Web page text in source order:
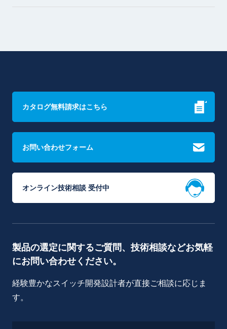
カタログ無料請求はこちら
お問い合わせフォーム
オンライン技術相談 受付中
製品の選定に関するご質問、技術相談などお気軽
にお問い合わせください。
経験豊かなスイッチ開発設計者が直接ご相談に応じま
す。